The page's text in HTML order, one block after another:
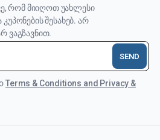
რომ მიიღოთ უახლესი
შესახებ. არ
ვაგზავნით.
SEND
Terms & Conditions and Privacy &